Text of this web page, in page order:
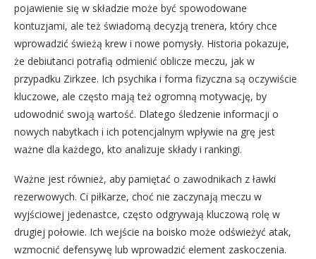
pojawienie się w składzie może być spowodowane
kontuzjami, ale też świadomą decyzją trenera, który chce
wprowadzić świeżą krew i nowe pomysły. Historia pokazuje,
że debiutanci potrafią odmienić oblicze meczu, jak w
przypadku Zirkzee. Ich psychika i forma fizyczna są oczywiście
kluczowe, ale często mają też ogromną motywację, by
udowodnić swoją wartość. Dlatego śledzenie informacji o
nowych nabytkach i ich potencjalnym wpływie na grę jest
ważne dla każdego, kto analizuje składy i rankingi.
Ważne jest również, aby pamiętać o zawodnikach z ławki
rezerwowych. Ci piłkarze, choć nie zaczynają meczu w
wyjściowej jedenastce, często odgrywają kluczową rolę w
drugiej połowie. Ich wejście na boisko może odświeżyć atak,
wzmocnić defensywę lub wprowadzić element zaskoczenia.